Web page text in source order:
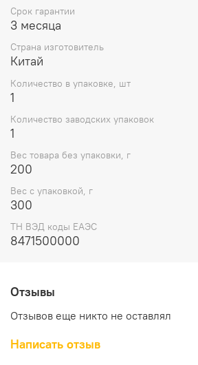
Срок гарантии
3 месяца
Страна изготовитель
Китай
Количество в упаковке, шт
1
Количество заводских упаковок
1
Вес товара без упаковки, г
200
Вес с упаковкой, г
300
ТН ВЭД коды ЕАЭС
8471500000
Отзывы
Отзывов еще никто не оставлял
Написать отзыв